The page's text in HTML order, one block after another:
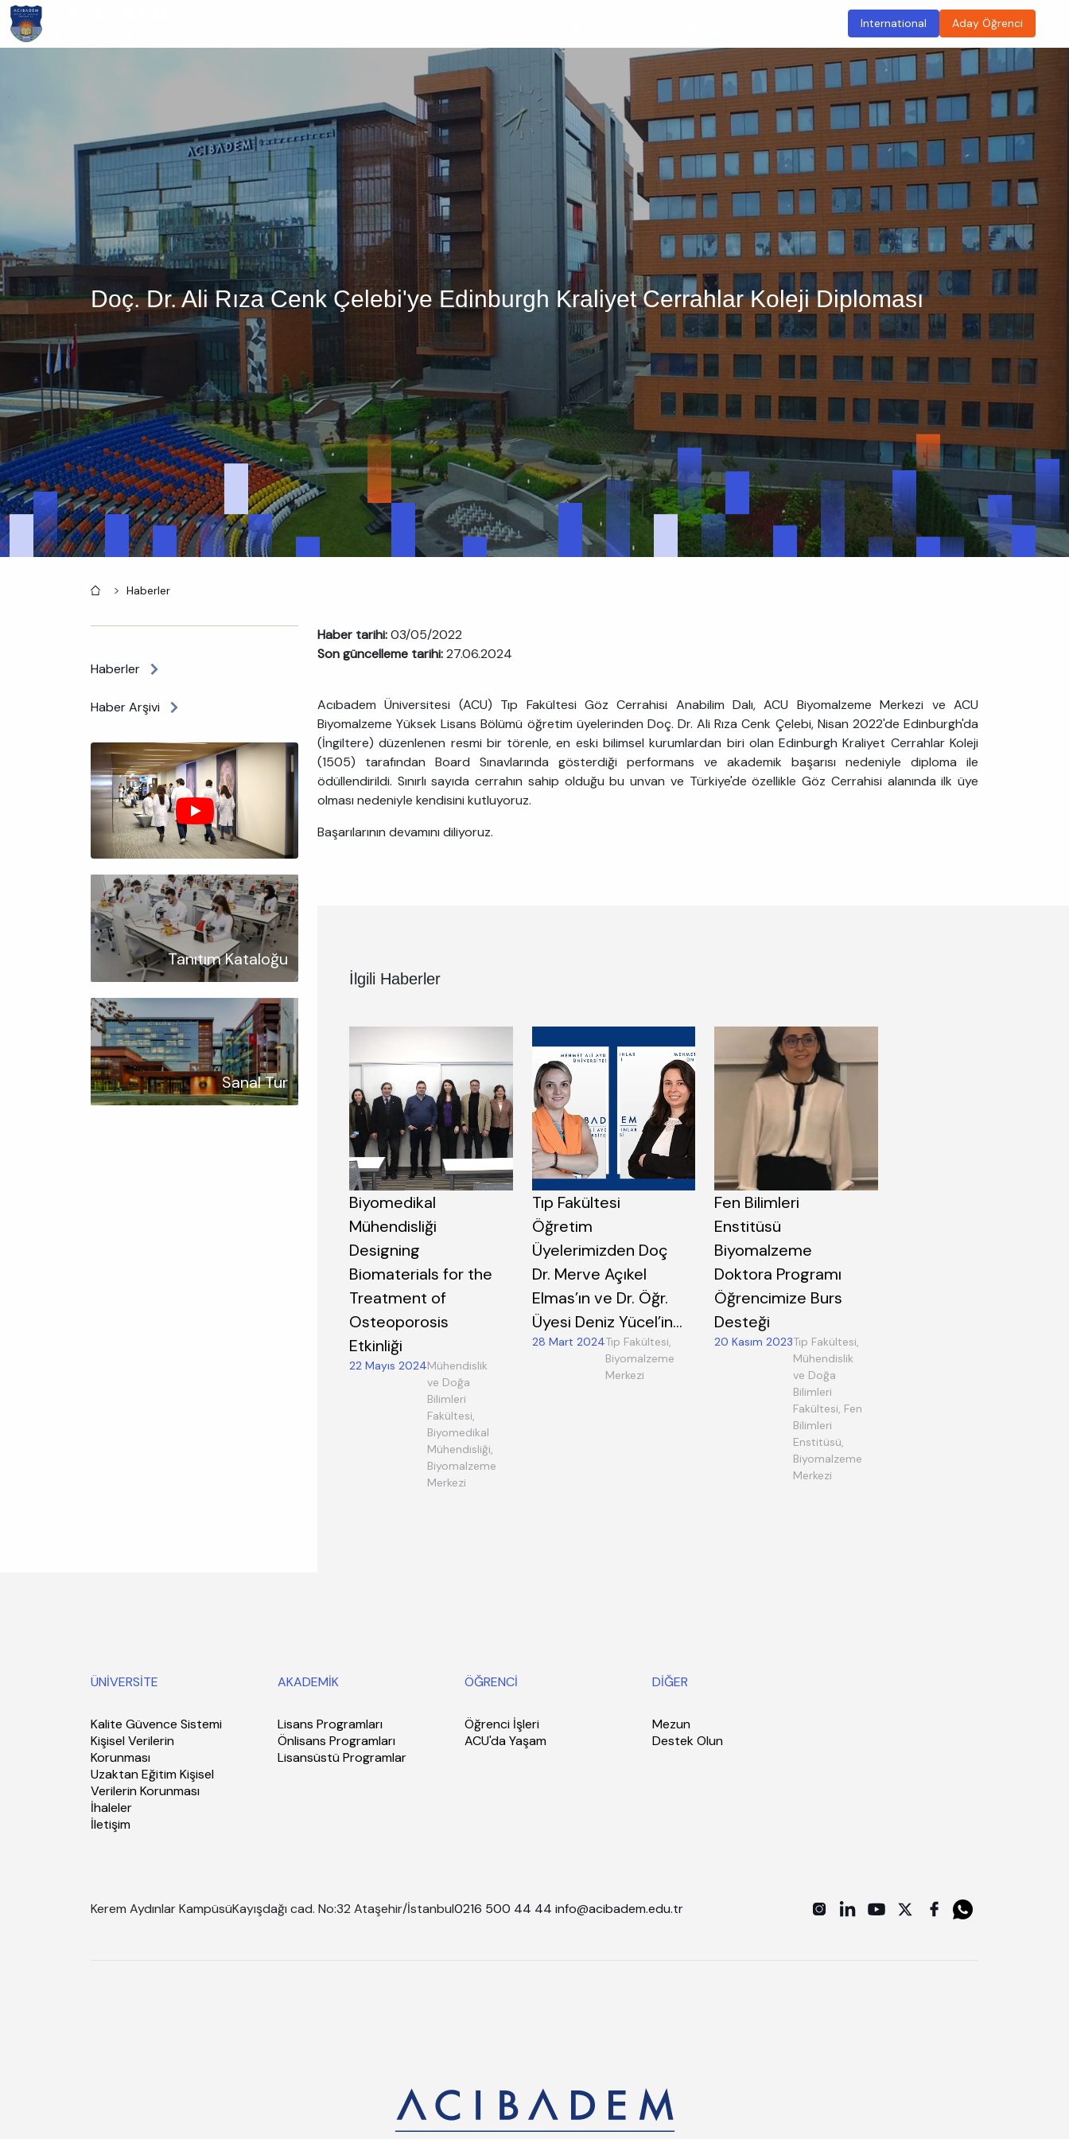
Ana
içeriğe
atla
International Aday Öğrenci
Doç. Dr. Ali Rıza Cenk Çelebi'ye Edinburgh Kraliyet Cerrahlar Koleji Diploması
AnasayfaHaberler
Haberler
Haber Arşivi
Tanıtım Kataloğu
Sanal Tur
Haber tarihi:03/05/2022
Son güncelleme tarihi:27.06.2024
Acıbadem Üniversitesi (ACU) Tıp Fakültesi Göz Cerrahisi Anabilim Dalı, ACU Biyomalzeme Merkezi ve ACU
Biyomalzeme Yüksek Lisans Bölümü öğretim üyelerinden Doç. Dr. Ali Rıza Cenk Çelebi, Nisan 2022'de Edinburgh'da
(İngiltere) düzenlenen resmi bir törenle, en eski bilimsel kurumlardan biri olan Edinburgh Kraliyet Cerrahlar Koleji
(1505) tarafından Board Sınavlarında gösterdiği performans ve akademik başarısı nedeniyle diploma ile
ödüllendirildi. Sınırlı sayıda cerrahın sahip olduğu bu unvan ve Türkiye'de özellikle Göz Cerrahisi alanında ilk üye
olması nedeniyle kendisini kutluyoruz.
Başarılarının devamını diliyoruz.
İlgili Haberler
Biyomedikal
Mühendisliği
Designing
Biomaterials for the
Treatment of
Osteoporosis
Etkinliği
22 Mayıs 2024Mühendislik
ve Doğa
Bilimleri
Fakültesi,
Biyomedikal
Mühendisliği,
Biyomalzeme
Merkezi
Tıp Fakültesi
Öğretim
Üyelerimizden Doç
Dr. Merve Açıkel
Elmas’ın ve Dr. Öğr.
Üyesi Deniz Yücel’in…
28 Mart 2024Tıp Fakültesi,
Biyomalzeme
Merkezi
Fen Bilimleri
Enstitüsü
Biyomalzeme
Doktora Programı
Öğrencimize Burs
Desteği
20 Kasım 2023Tıp Fakültesi,
Mühendislik
ve Doğa
Bilimleri
Fakültesi, Fen
Bilimleri
Enstitüsü,
Biyomalzeme
Merkezi
ÜNİVERSİTE
Kalite Güvence Sistemi
Kişisel Verilerin
Korunması
Uzaktan Eğitim Kişisel
Verilerin Korunması
İhaleler
İletişim
AKADEMİK
Lisans Programları
Önlisans Programları
Lisansüstü Programlar
ÖĞRENCİ
Öğrenci İşleri
ACU'da Yaşam
DİĞER
Mezun
Destek Olun
Kerem Aydınlar KampüsüKayışdağı cad. No:32 Ataşehir/İstanbul0216 500 44 44 info@acibadem.edu.tr